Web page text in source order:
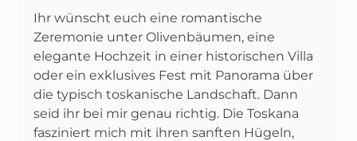
Ihr wünscht euch eine romantische
Zeremonie unter Olivenbäumen, eine
elegante Hochzeit in einer historischen Villa
oder ein exklusives Fest mit Panorama über
die typisch toskanische Landschaft. Dann
seid ihr bei mir genau richtig. Die Toskana
fasziniert mich mit ihren sanften Hügeln,